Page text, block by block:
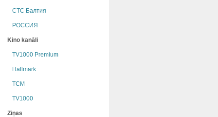
СТС Балтия
РОССИЯ
Kino kanāli
TV1000 Premium
Hallmark
TCM
TV1000
Ziņas